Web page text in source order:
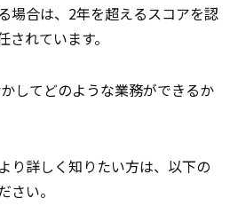
場合は、2年を超えるスコアを認
されています。
してどのような業務ができるか
り詳しく知りたい方は、以下の
さい。